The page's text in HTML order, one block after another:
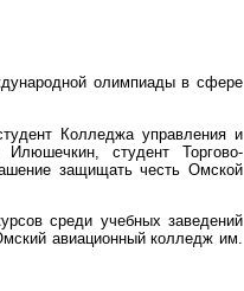
олимпиады в сфере
Колледжа управления и
студент Торгово-
защищать честь Омской
среди учебных заведений
авиационный колледж им.